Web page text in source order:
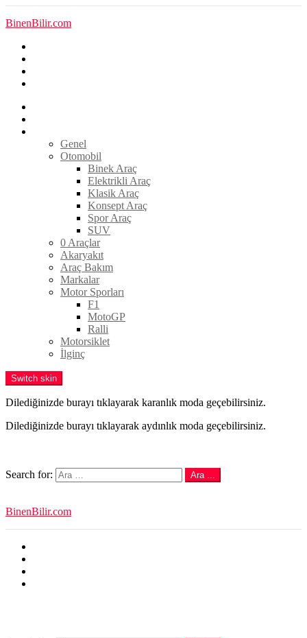
BinenBilir.com
Genel
Otomobil
Binek Araç
Elektrikli Araç
Klasik Araç
Konsept Araç
Spor Araç
SUV
0 Araçlar
Akaryakıt
Araç Bakım
Markalar
Motor Sporları
F1
MotoGP
Ralli
Motorsiklet
İlginç
Switch skin
Dilediğinizde burayı tıklayarak karanlık moda geçebilirsiniz.
Dilediğinizde burayı tıklayarak aydınlık moda geçebilirsiniz.
Search for:
Ara ...
BinenBilir.com